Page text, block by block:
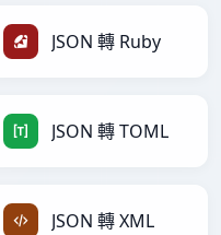
JSON 轉 Ruby
JSON 轉 TOML
JSON 轉 XML